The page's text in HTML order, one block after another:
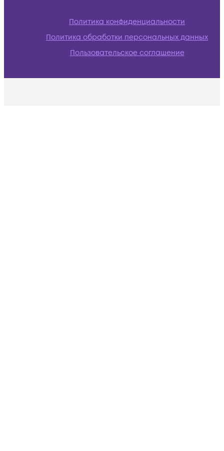
Политика конфиденциальности
Политика обработки персональных данных
Пользовательское соглашение